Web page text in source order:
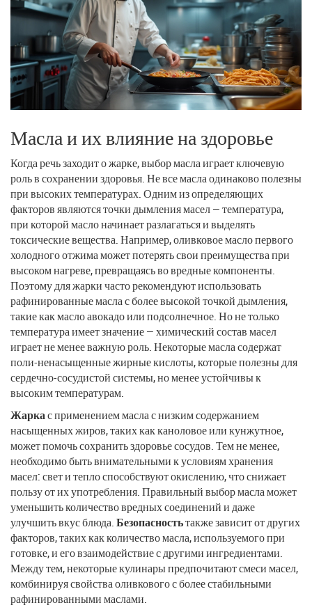
Масла и их влияние на здоровье
Когда речь заходит о жарке, выбор масла играет ключевую
роль в сохранении здоровья. Не все масла одинаково полезны
при высоких температурах. Одним из определяющих
факторов являются точки дымления масел — температура,
при которой масло начинает разлагаться и выделять
токсические вещества. Например, оливковое масло первого
холодного отжима может потерять свои преимущества при
высоком нагреве, превращаясь во вредные компоненты.
Поэтому для жарки часто рекомендуют использовать
рафинированные масла с более высокой точкой дымления,
такие как масло авокадо или подсолнечное. Но не только
температура имеет значение — химический состав масел
играет не менее важную роль. Некоторые масла содержат
поли-ненасыщенные жирные кислоты, которые полезны для
сердечно-сосудистой системы, но менее устойчивы к
высоким температурам.
Жаркас применением масла с низким содержанием
насыщенных жиров, таких как каноловое или кунжутное,
может помочь сохранить здоровье сосудов. Тем не менее,
необходимо быть внимательными к условиям хранения
масел: свет и тепло способствуют окислению, что снижает
пользу от их употребления. Правильный выбор масла может
уменьшить количество вредных соединений и даже
улучшить вкус блюда.Безопасностьтакже зависит от других
факторов, таких как количество масла, используемого при
готовке, и его взаимодействие с другими ингредиентами.
Между тем, некоторые кулинары предпочитают смеси масел,
комбинируя свойства оливкового с более стабильными
рафинированными маслами.